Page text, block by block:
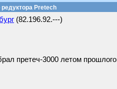
Pretech
(82.196.92.---)
претеч-3000 летом